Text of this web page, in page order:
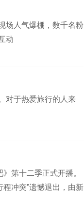
场人气爆棚，数千名粉
动
对于热爱旅行的人来
第十二季正式开播。
冲突”遗憾退出，由新